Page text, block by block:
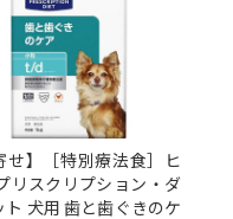
せ】［特別療法食］ヒ
リスクリプション・ダ
ト 犬用 歯と歯ぐきのケ